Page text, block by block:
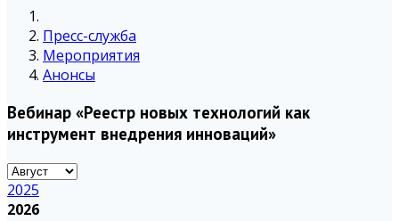
Пресс-служба
Мероприятия
Анонсы
Вебинар «Реестр новых технологий как
инструмент внедрения инноваций»
2025
2026